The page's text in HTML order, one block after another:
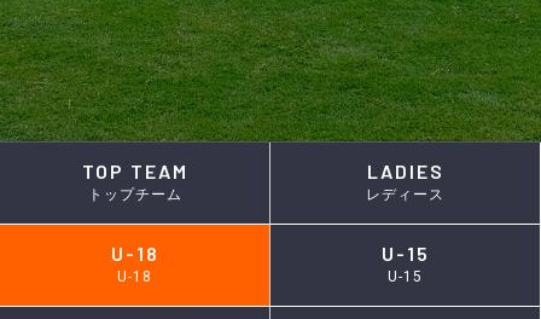
TOP TEAM
トップチーム
LADIES
レディース
U-18
U-18
U-15
U-15